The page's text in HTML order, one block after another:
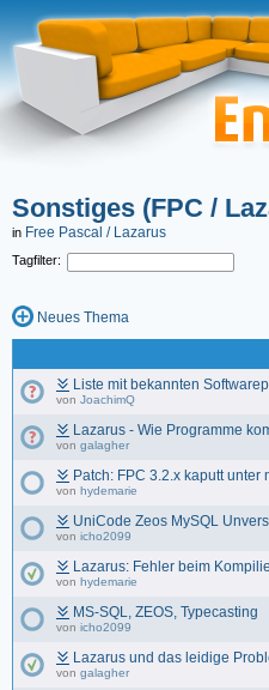
Sonstiges (FPC /
in Free Pascal / Lazarus
Tagfilter:
Neues Thema
Liste mit bekannten
von JoachimQ
Lazarus - Wie Programme
von galagher
Patch: FPC 3.2.x kaputt unter
von hydemarie
UniCode Zeos MySQL
von icho2099
Lazarus: Fehler beim
von hydemarie
MS-SQL, ZEOS, Typecasting
von icho2099
Lazarus und das leidige
von galagher